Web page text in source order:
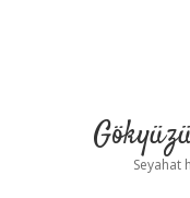
Seyahat